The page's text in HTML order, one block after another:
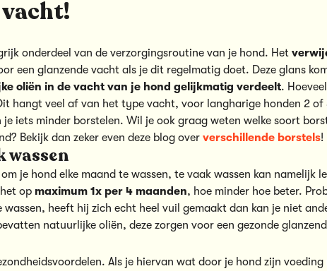
onderdeel van de verzorgingsroutine van je hond. Het
een glanzende vacht als je dit regelmatig doet. Deze glans
oliën in de vacht van je hond gelijkmatig verdeelt.
hangt veel af van het type vacht, voor langharige honden 2 of
je iets minder borstelen. Wil je ook graag weten welke soort
Bekijk dan zeker even deze blog over verschillende borstels!
wassen
je hond elke maand te wassen, te vaak wassen kan namelijk
op maximum 1x per 4 maanden, hoe minder hoe beter.
wassen, heeft hij zich echt heel vuil gemaakt dan kan je niet
natuurlijke oliën, deze zorgen voor een gezonde
Als je hiervan wat door je hond zijn